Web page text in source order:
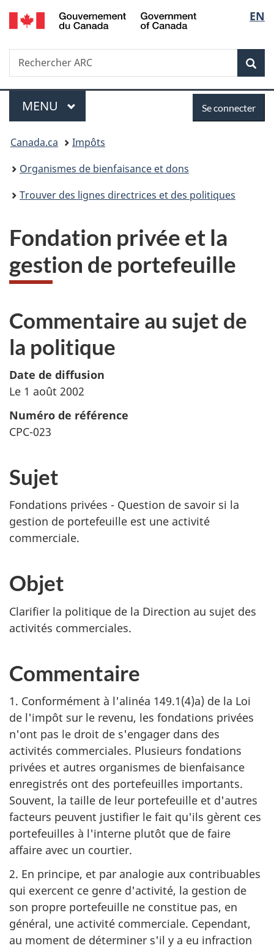
Passer
au
Passer
à
du
Passer
à
simplifiée
de
la
EN
Recherche
Rechercher
ARC
Menu
MENU PRINCIPAL
connecter
Se connecter
Vous
êtes
ici :
Canada.ca
Impôts
Organismes de bienfaisance et dons
Trouver des lignes directrices et des politiques
Fondation privée et la
gestion de portefeuille
Commentaire au sujet de
la politique
Date de diffusion
Le 1 août 2002
Numéro de référence
CPC-023
Sujet
Fondations privées - Question de savoir si la
gestion de portefeuille est une activité
commerciale.
Objet
Clarifier la politique de la Direction au sujet des
activités commerciales.
Commentaire
1. Conformément à l'alinéa 149.1(4)a) de la Loi
de l'impôt sur le revenu, les fondations privées
n'ont pas le droit de s'engager dans des
activités commerciales. Plusieurs fondations
privées et autres organismes de bienfaisance
enregistrés ont des portefeuilles importants.
Souvent, la taille de leur portefeuille et d'autres
facteurs peuvent justifier le fait qu'ils gèrent ces
portefeuilles à l'interne plutôt que de faire
affaire avec un courtier.
2. En principe, et par analogie aux contribuables
qui exercent ce genre d'activité, la gestion de
son propre portefeuille ne constitue pas, en
général, une activité commerciale. Cependant,
au moment de déterminer s'il y a eu infraction